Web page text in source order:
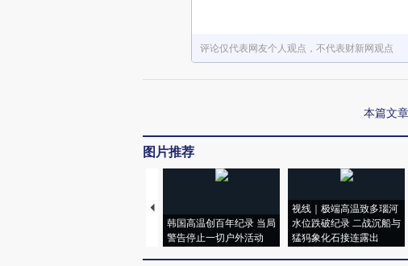
评论仅代表网友个人观点，不代表财新网观点
本篇文
图片推荐
韩国高温创百年纪录 当局
警告停止一切户外活动
视线｜极端高温致多瑙河
水位跌破纪录 二战沉船与
猛犸象化石接连露出